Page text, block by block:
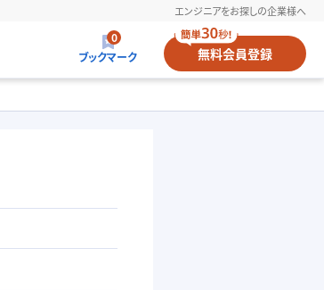
エンジニアをお探しの企業様へ
ブックマーク
0
無料会員登録